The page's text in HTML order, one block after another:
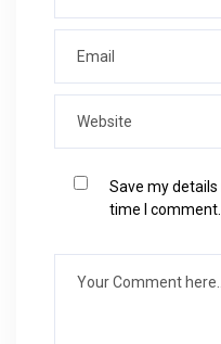
Save my
time I comment.